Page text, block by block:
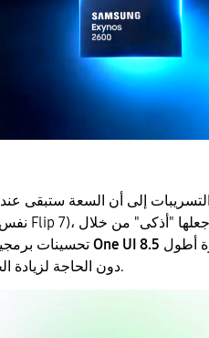
إلى أن السعة ستبقى عند
One UI 8.5
دون الحاجة لزيادة الحجم والوزن.